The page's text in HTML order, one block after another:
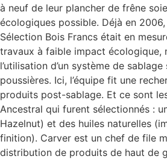
à neuf de leur plancher de frêne
écologiques possible. Déjà en 2006,
Sélection Bois Francs était en
travaux à faible impact écologique,
l’utilisation d’un système de
poussières. Ici, l’équipe fit une
produits post-sablage. Et ce sont
Ancestral qui furent sélectionnés :
Hazelnut) et des huiles naturelles
finition). Carver est un chef de file
distribution de produits de haut de